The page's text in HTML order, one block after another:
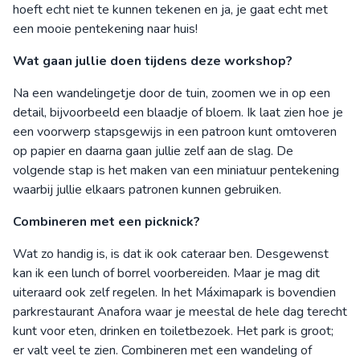
hoeft echt niet te kunnen tekenen en ja, je gaat echt met
een mooie pentekening naar huis!
Wat gaan jullie doen tijdens deze workshop?
Na een wandelingetje door de tuin, zoomen we in op een
detail, bijvoorbeeld een blaadje of bloem. Ik laat zien hoe je
een voorwerp stapsgewijs in een patroon kunt omtoveren
op papier en daarna gaan jullie zelf aan de slag. De
volgende stap is het maken van een miniatuur pentekening
waarbij jullie elkaars patronen kunnen gebruiken.
Combineren met een picknick?
Wat zo handig is, is dat ik ook cateraar ben. Desgewenst
kan ik een lunch of borrel voorbereiden. Maar je mag dit
uiteraard ook zelf regelen. In het Máximapark is bovendien
parkrestaurant Anafora waar je meestal de hele dag terecht
kunt voor eten, drinken en toiletbezoek. Het park is groot;
er valt veel te zien. Combineren met een wandeling of